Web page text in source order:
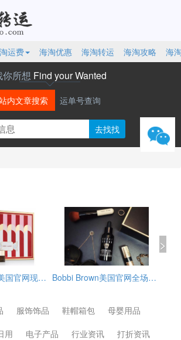
运费 海淘优惠 海淘转运 海淘攻略 海
你所想 Find your Wanted
内文章搜索 运单号查询
Bobbi Brown美国官网全场海淘满赠活动开启，订单满$65赠3件护肤小样（橘子面霜7ml+眼部打底5ml+卸妆油15ml），需使用优惠码：REFRESH，美国境内免邮，需要通过转运公司运输回来。
>
服饰饰品 鞋帽箱包
母婴用品
用 电子产品 行业资讯 打折资讯